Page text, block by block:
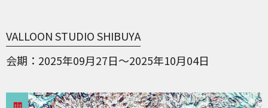
VALLOON STUDIO SHIBUYA
会期
2025年09月27日～2025年10月04日